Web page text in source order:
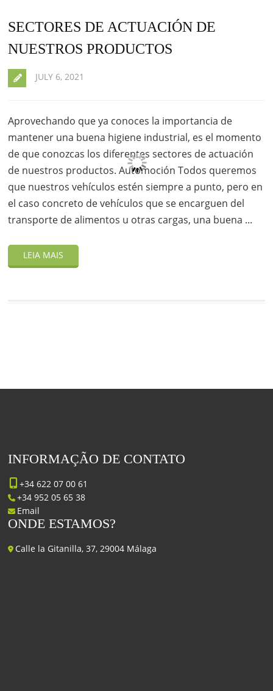
SECTORES DE ACTUACIÓN DE
NUESTROS PRODUCTOS
JULY 6, 2021
Aprovechando que ya conoces la importancia de
mantener una buena higiene industrial, es el momento
de que conozcas los diferentes sectores de actuación
de nuestros productos. Automoción Todos queremos
que nuestros vehículos estén siempre a punto, pero en
el caso concreto de vehículos que se encarguen del
transporte de alimentos u otras cargas, una buena ...
INFORMAÇÃO DE CONTATO
+34 622 07 00 61
+34 952 05 65 38
Email
ONDE ESTAMOS?
Calle la Gitanilla, 37, 29004 Málaga